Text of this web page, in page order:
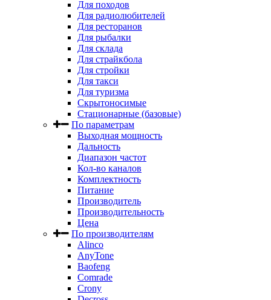
Для походов
Для радиолюбителей
Для ресторанов
Для рыбалки
Для склада
Для страйкбола
Для стройки
Для такси
Для туризма
Скрытоносимые
Стационарные (базовые)
По параметрам
Выходная мощность
Дальность
Диапазон частот
Кол-во каналов
Комплектность
Питание
Производитель
Производительность
Цена
По производителям
Alinco
AnyTone
Baofeng
Comrade
Crony